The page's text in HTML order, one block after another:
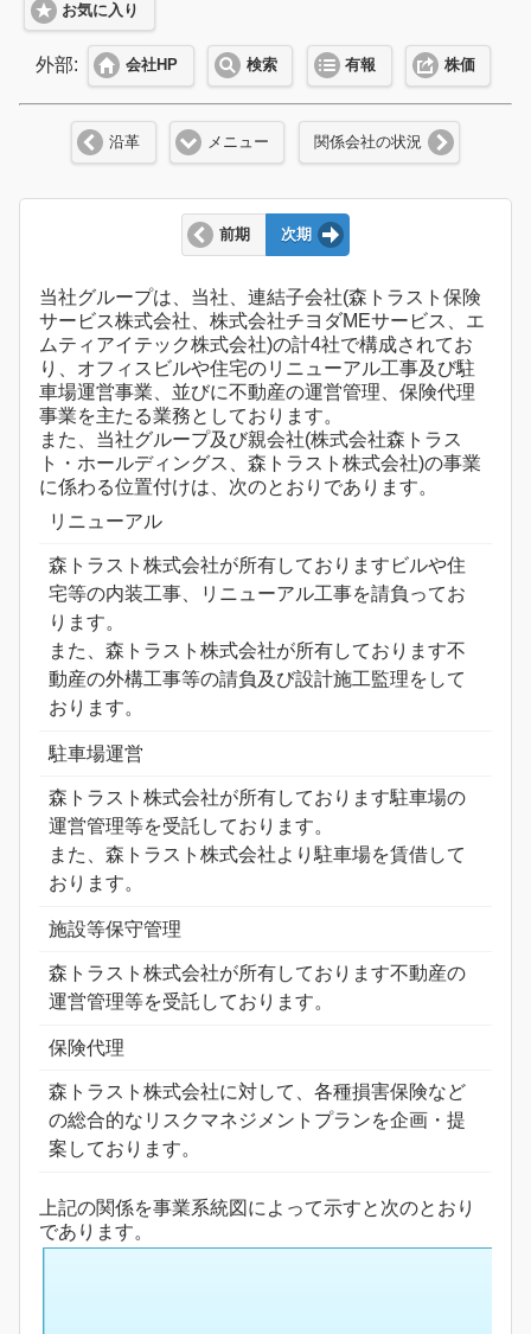
お気に入り
外部: 会社HP 検索 有報 株価
沿革 メニュー 関係会社の状況
前期 次期
当社グループは、当社、連結子会社(森トラスト保険
サービス株式会社、株式会社チヨダMEサービス、エ
ムティアイテック株式会社)の計4社で構成されてお
り、オフィスビルや住宅のリニューアル工事及び駐
車場運営事業、並びに不動産の運営管理、保険代理
事業を主たる業務としております。
また、当社グループ及び親会社(株式会社森トラス
ト・ホールディングス、森トラスト株式会社)の事業
に係わる位置付けは、次のとおりであります。
リニューアル
森トラスト株式会社が所有しておりますビルや住
宅等の内装工事、リニューアル工事を請負ってお
ります。
また、森トラスト株式会社が所有しております不
動産の外構工事等の請負及び設計施工監理をして
おります。
駐車場運営
森トラスト株式会社が所有しております駐車場の
運営管理等を受託しております。
また、森トラスト株式会社より駐車場を賃借して
おります。
施設等保守管理
森トラスト株式会社が所有しております不動産の
運営管理等を受託しております。
保険代理
森トラスト株式会社に対して、各種損害保険など
の総合的なリスクマネジメントプランを企画・提
案しております。
上記の関係を事業系統図によって示すと次のとおり
であります。